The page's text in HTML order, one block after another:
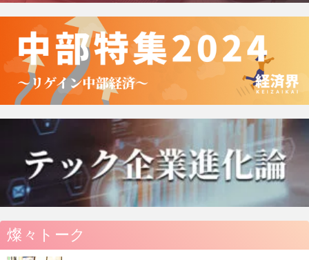
燦々トーク